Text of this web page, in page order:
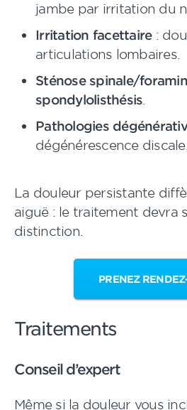
jambe par irritation du
Irritation facettaire:
articulations lombaires.
Sténose spinale/
spondylolisthésis
Pathologies
dégénérescence discale.
La douleur persistante
aiguë : le traitement devra
distinction.
PRENEZ
Traitements
Conseil d’expert
Même si la douleur vous